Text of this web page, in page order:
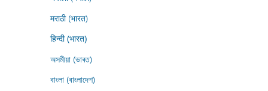
मराठी (भारत)
हिन्दी (भारत)
অসমীয়া (ভাৰত)
বাংলা (বাংলাদেশ)